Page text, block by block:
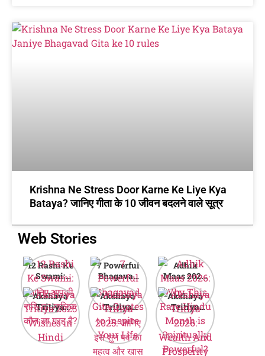
Krishna Ne Stress Door Karne Ke Liye Kya
Bataya? जानिए गीता के 10 जीवन बदलने वाले सूत्र
Web Stories
12 Rashi Ke
Swami:
जानिए आपकी
राशि का मालिक
कौन सा ग्रह है?
7 Powerful
Bhagavad
Gita Quotes
to Inspire
Your Life
Adhik
Maas 2026:
Why This
Rare Hindu
Month is
Spiritually
Powerful?
Akshaya
Tritiya
2025
Wishes in
Hindi
Akshaya
Tritiya
2025: जानिए
इस शुभ पर्व का
महत्व और खास
बातें
Akshaya
Tritiya
2026:
Wealth And
Prosperity
Guide